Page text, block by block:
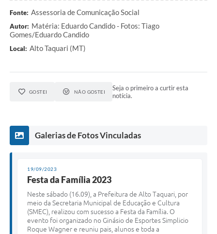
Fonte: Assessoria de Comunicação Social
Autor: Matéria: Eduardo Candido - Fotos: Tiago
Gomes/Eduardo Candido
Local: Alto Taquari (MT)
GOSTEI NÃO GOSTEI
Seja o primeiro a curtir esta
notícia.
Galerias de Fotos Vinculadas
19/09/2023
Festa da Família 2023
Neste sábado (16.09), a Prefeitura de Alto Taquari, por
meio da Secretaria Municipal de Educação e Cultura
(SMEC), realizou com sucesso a Festa da Família. O
evento foi organizado no Ginásio de Esportes Simplicio
Roque Wagner e reuniu pais, alunos e toda a